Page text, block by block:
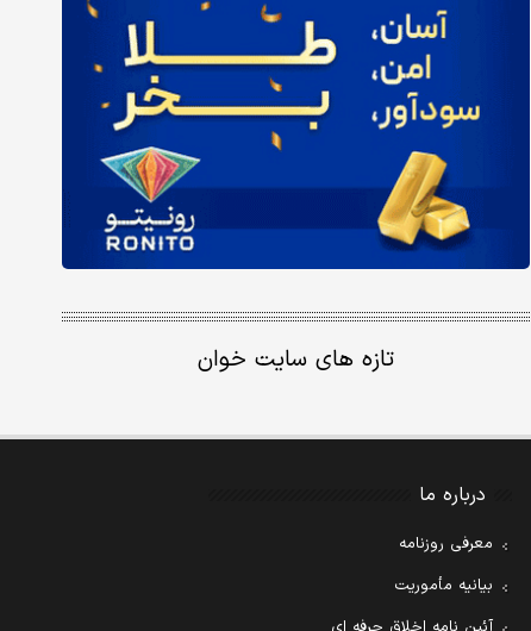
تازه های سایت خوان
درباره ما
معرفی روزنامه
بیانیه مأموریت